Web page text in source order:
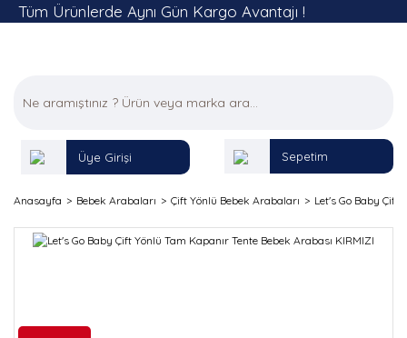
Tüm Ürünlerde Aynı Gün Kargo Avantajı !
Üye Girişi Sepetim
Anasayfa Bebek Arabaları Çift Yönlü Bebek Arabaları Let's Go Baby Çift